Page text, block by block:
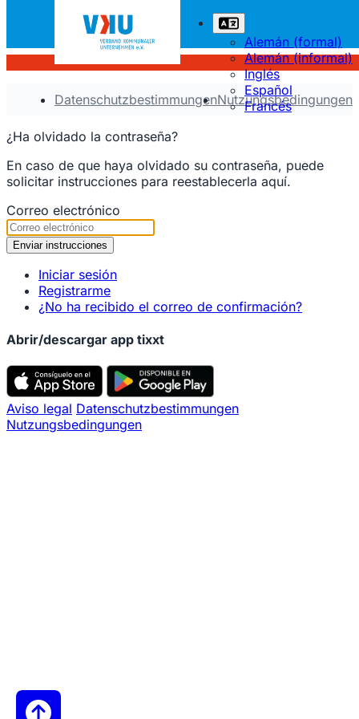
Alemán (formal)
Alemán (informal)
Inglés
Español
Francés
DatenschutzbestimmungenNutzungsbedingungen
¿Ha olvidado la contraseña?
En caso de que haya olvidado su contraseña, puede
solicitar instrucciones para reestablecerla aquí.
Correo electrónico
Iniciar sesión
Registrarme
¿No ha recibido el correo de confirmación?
Abrir/descargar app tixxt
Aviso legal Datenschutzbestimmungen
Nutzungsbedingungen